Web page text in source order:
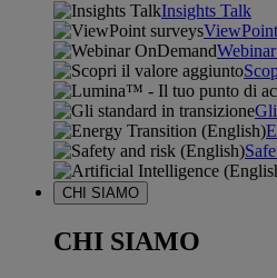
Insights Talk
CHI SIAMO
CHI SIAMO